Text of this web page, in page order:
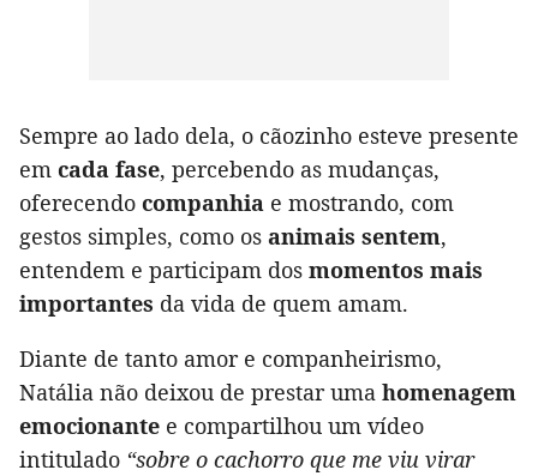
Sempre ao lado dela, o cãozinho esteve presente
em cada fase, percebendo as mudanças,
oferecendo companhia e mostrando, com
gestos simples, como os animais sentem,
entendem e participam dos momentos mais
importantes da vida de quem amam.
Diante de tanto amor e companheirismo,
Natália não deixou de prestar uma homenagem
emocionante e compartilhou um vídeo
intitulado “sobre o cachorro que me viu virar